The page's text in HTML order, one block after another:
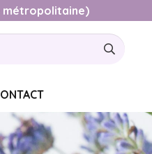
métropolitaine)